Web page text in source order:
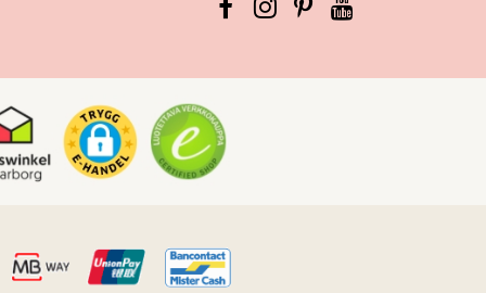
abîmer la teinture. Il vaut mieux demander de l'aide à votre
le à plat sur une serviette et laissez-le sécher à l'ombre.